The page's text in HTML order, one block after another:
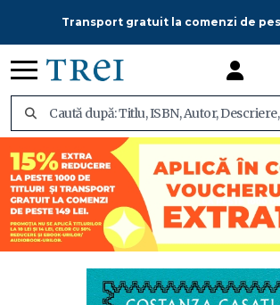
Transport gratuit la comenzi de